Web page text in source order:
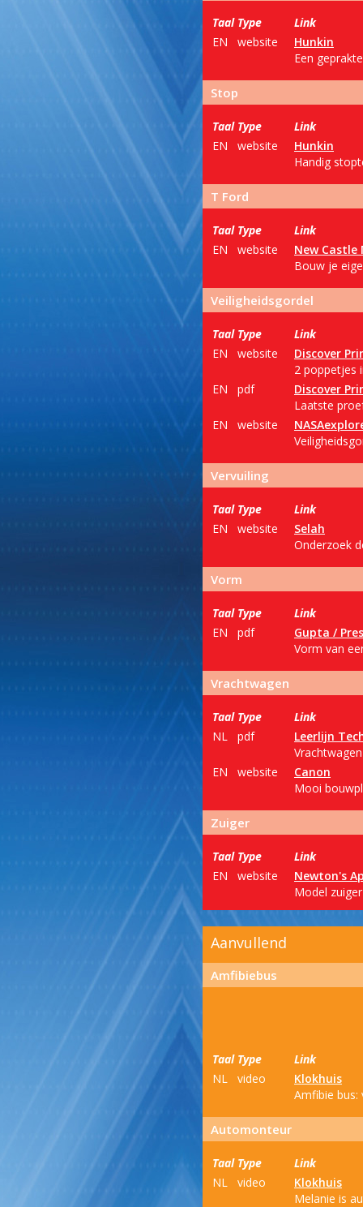
Taal Type
Link
EN
website
Hunkin
Een
Stop
Taal Type
Link
EN
website
Hunkin
Handig
T Ford
Taal Type
Link
EN
website
New Castle
Bouw je
Veiligheidsgordel
Taal Type
Link
EN
website
Discover
2 poppetjes
EN
pdf
Discover
Laatste
EN
website
Vervuiling
Taal Type
Link
EN
website
Selah
Onderzoek
Vorm
Taal Type
Link
EN
pdf
Gupta /
Vorm van
Vrachtwagen
Taal Type
Link
NL
pdf
Leerlijn
EN
website
Canon
Mooi
Zuiger
Taal Type
Link
EN
website
Newton's
Model
Aanvullend
Amfibiebus
Taal Type
Link
NL
video
Klokhuis
Amfibie
Automonteur
Taal Type
Link
NL
video
Klokhuis
Melanie is